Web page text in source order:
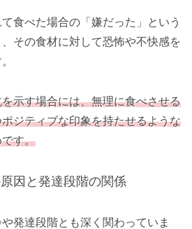
食べた場合の「嫌だった」という
その食材に対して恐怖や不快感を
示す場合には、無理に食べさせる
ジティブな印象を持たせるような
す。
因と発達段階の関係
発達段階とも深く関わっていま